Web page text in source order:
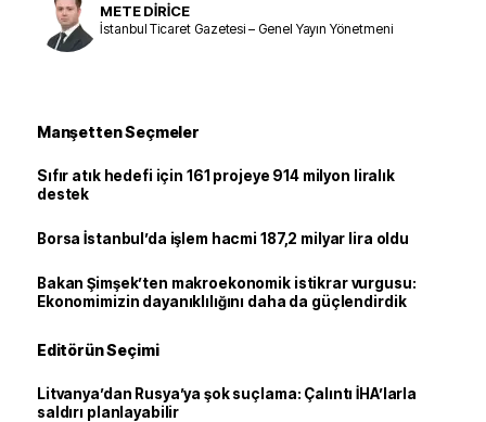
METE DİRİCE
İstanbul Ticaret Gazetesi – Genel Yayın Yönetmeni
Manşetten Seçmeler
Sıfır atık hedefi için 161 projeye 914 milyon liralık
destek
Borsa İstanbul’da işlem hacmi 187,2 milyar lira oldu
Bakan Şimşek’ten makroekonomik istikrar vurgusu:
Ekonomimizin dayanıklılığını daha da güçlendirdik
Editörün Seçimi
Litvanya’dan Rusya’ya şok suçlama: Çalıntı İHA’larla
saldırı planlayabilir